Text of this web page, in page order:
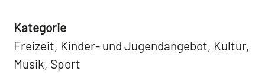
Kategorie
Freizeit, Kinder- und Jugendangebot, Kultur,
Musik, Sport